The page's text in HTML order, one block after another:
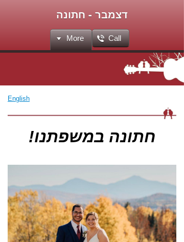
דצמבר - חתונה
Call
More
English
חתונה במשפתנו!